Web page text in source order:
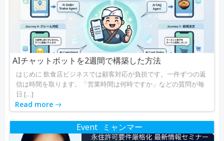
AIチャットボットを2週間で構築した方法
はじめに 飲食店ビジネスでは顧客対応が負担です。一件ずつの返
信は時間を取ります。「営業時間は何時ですか」などの質問が毎
日 […]
Read more
Event ミャンマー